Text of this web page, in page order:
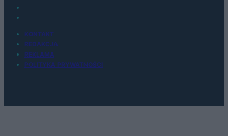
KONTAKT
REDAKCJA
REKLAMA
POLITYKA PRYWATNOŚCI